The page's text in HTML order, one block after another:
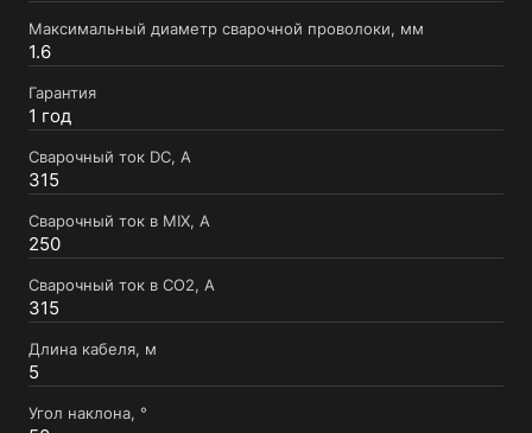
Максимальный диаметр сварочной проволоки, мм
1.6
Гарантия
1 год
Сварочный ток DC, А
315
Сварочный ток в MIX, А
250
Сварочный ток в СО2, А
315
Длина кабеля, м
5
Угол наклона, °